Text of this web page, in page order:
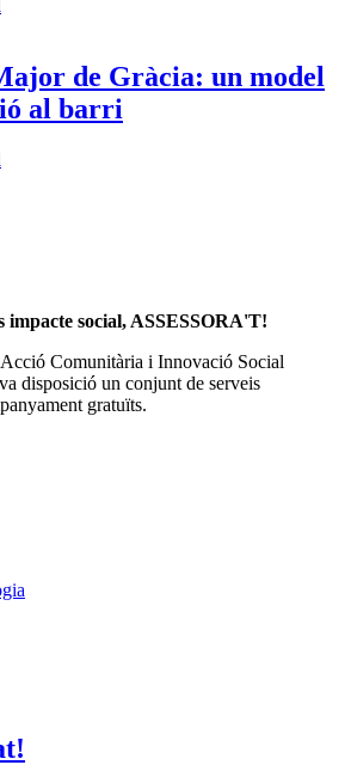
de Gràcia: un model
al barri
impacte social, ASSESSORA'T!
Comunitària i Innovació Social
disposició un conjunt de serveis
gratuïts.